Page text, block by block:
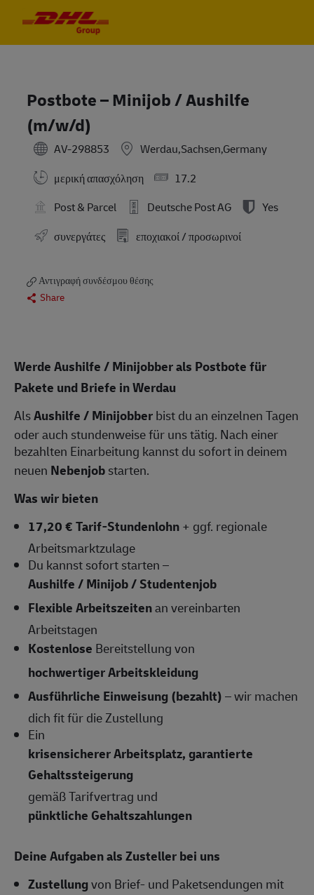
Postbote – Minijob / Aushilfe
(m/w/d)
AV-298853
Werdau,Sachsen,Germany
μερική απασχόληση
17.2
Post & Parcel
Deutsche Post AG
Yes
συνεργάτες
εποχιακοί / προσωρινοί
Αντιγραφή συνδέσμου θέσης
Share
Werde Aushilfe / Minijobber als Postbote für
Pakete und Briefe in Werdau
AlsAushilfe / Minijobberbist du an einzelnen Tagen
oder auch stundenweise für uns tätig. Nach einer
bezahlten Einarbeitung kannst du sofort in deinem
neuen Nebenjobstarten.
Was wir bieten
17,20 € Tarif-Stundenlohn+ ggf. regionale
Arbeitsmarktzulage
Du kannst sofort starten –
Aushilfe / Minijob / Studentenjob
Flexible Arbeitszeitenan vereinbarten
Arbeitstagen
Kostenlose Bereitstellung von
hochwertiger Arbeitskleidung
Ausführliche Einweisung (bezahlt)– wir machen
dich fit für die Zustellung
Ein
krisensicherer Arbeitsplatz, garantierte
Gehaltssteigerung
gemäß Tarifvertrag und
pünktliche Gehaltszahlungen
Deine Aufgaben als Zusteller bei uns
Zustellungvon Brief- und Paketsendungen mit